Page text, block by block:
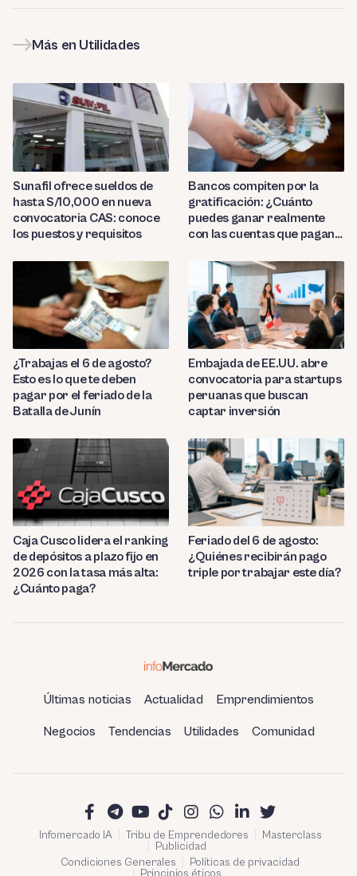
Más en Utilidades
Sunafil ofrece sueldos de
hasta S/10,000 en nueva
convocatoria CAS: conoce
los puestos y requisitos
Bancos compiten por la
gratificación: ¿Cuánto
puedes ganar realmente
con las cuentas que pagan
¿Trabajas el 6 de agosto?
Esto es lo que te deben
pagar por el feriado de la
Batalla de Junín
Embajada de EE.UU. abre
convocatoria para startups
peruanas que buscan
captar inversión
Caja Cusco lidera el ranking
de depósitos a plazo fijo en
2026 con la tasa más alta:
¿Cuánto paga?
Feriado del 6 de agosto:
¿Quiénes recibirán pago
triple por trabajar este día?
Últimas noticias Actualidad Emprendimientos
Negocios Tendencias Utilidades Comunidad
Infomercado IA Tribu de Emprendedores
Masterclass
Publicidad
Condiciones Generales
Políticas de privacidad